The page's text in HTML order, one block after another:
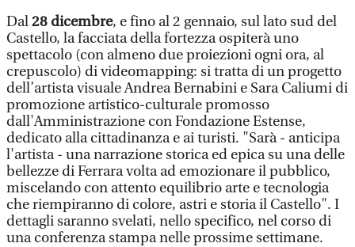
Dal28 dicembre, e fino al 2 gennaio, sul lato sud del
Castello, la facciata della fortezza ospiterà uno
spettacolo (con almeno due proiezioni ogni ora, al
crepuscolo) di videomapping: si tratta di un progetto
dell’artista visuale Andrea Bernabini e Sara Caliumi di
promozione artistico-culturale promosso
dall'Amministrazione con Fondazione Estense,
dedicato alla cittadinanza e ai turisti. "Sarà - anticipa
l'artista - una narrazione storica ed epica su una delle
bellezze di Ferrara volta ad emozionare il pubblico,
miscelando con attento equilibrio arte e tecnologia
che riempiranno di colore, astri e storia il Castello". I
dettagli saranno svelati, nello specifico, nel corso di
una conferenza stampa nelle prossime settimane.